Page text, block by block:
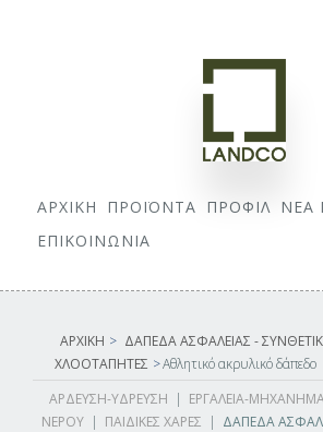
ΑΡΧΙΚΗ ΠΡΟΪΟΝΤΑ ΠΡΟΦΙΛ ΝΕΑ
ΕΠΙΚΟΙΝΩΝΙΑ
ΑΡΧΙΚΗ > ΔΑΠΕΔΑ ΑΣΦΑΛΕΙΑΣ -
ΧΛΟΟΤΑΠΗΤΕΣ >Αθλητικό ακρυλικό δάπεδο
ΑΡΔΕΥΣΗ-ΥΔΡΕΥΣΗ | ΕΡΓΑΛΕΙΑ-
ΝΕΡΟΥ | ΠΑΙΔΙΚΕΣ ΧΑΡΕΣ | ΔΑΠΕΔΑ